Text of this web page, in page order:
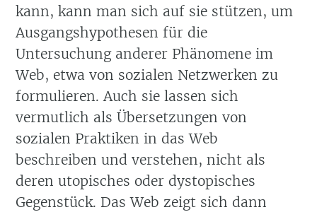
kann, kann man sich auf sie stützen, um
Ausgangshypothesen für die
Untersuchung anderer Phänomene im
Web, etwa von sozialen Netzwerken zu
formulieren. Auch sie lassen sich
vermutlich als Übersetzungen von
sozialen Praktiken in das Web
beschreiben und verstehen, nicht als
deren utopisches oder dystopisches
Gegenstück. Das Web zeigt sich dann